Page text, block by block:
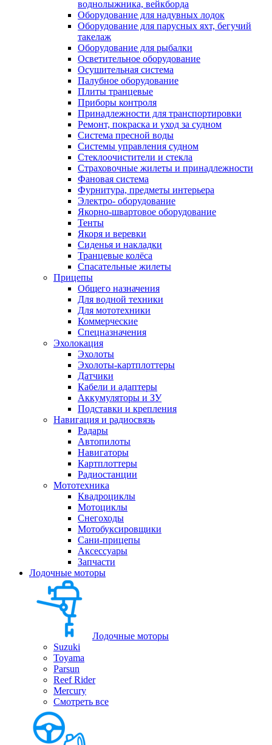
воднолыжника, вейкборда
Оборудование для надувных лодок
Оборудование для парусных яхт, бегучий
такелаж
Оборудование для рыбалки
Осветительное оборудование
Осушительная система
Палубное оборудование
Плиты транцевые
Приборы контроля
Принадлежности для транспортировки
Ремонт, покраска и уход за судном
Система пресной воды
Системы управления судном
Стеклоочистители и стекла
Страховочные жилеты и принадлежности
Фановая система
Фурнитура, предметы интерьера
Электро- оборудование
Якорно-швартовое оборудование
Тенты
Якоря и веревки
Сиденья и накладки
Транцевые колёса
Спасательные жилеты
Прицепы
Общего назначения
Для водной техники
Для мототехники
Коммерческие
Спецназначения
Эхолокация
Эхолоты
Эхолоты-картплоттеры
Датчики
Кабели и адаптеры
Аккумуляторы и ЗУ
Подставки и крепления
Навигация и радиосвязь
Радары
Автопилоты
Навигаторы
Картплоттеры
Радиостанции
Мототехника
Квадроциклы
Мотоциклы
Снегоходы
Мотобуксировщики
Сани-прицепы
Аксессуары
Запчасти
Лодочные моторы
Лодочные моторы
Suzuki
Toyama
Parsun
Reef Rider
Mercury
Смотреть все